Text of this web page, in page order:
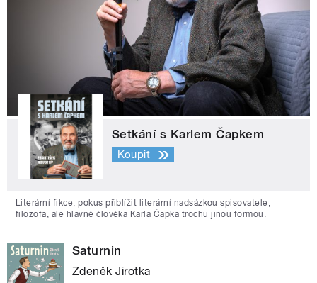
Setkání s Karlem Čapkem
Koupit
Literární fikce, pokus přiblížit literární nadsázkou spisovatele,
filozofa, ale hlavně člověka Karla Čapka trochu jinou formou.
Saturnin
Zdeněk Jirotka